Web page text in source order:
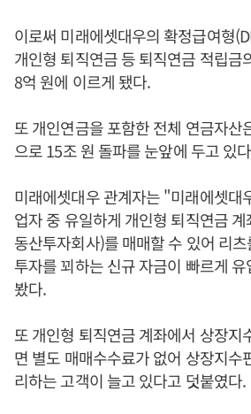
이로써 미래에셋대우의 확정급여형
개인형 퇴직연금 등 퇴직연금 적립금
8억 원에 이르게 됐다.
또 개인연금을 포함한 전체 연금자산
으로 15조 원 돌파를 눈앞에 두고 있
미래에셋대우 관계자는 "미래에셋대
업자 중 유일하게 개인형 퇴직연금
동산투자회사)를 매매할 수 있어 리
투자를 꾀하는 신규 자금이 빠르게
봤다.
또 개인형 퇴직연금 계좌에서 상장지
면 별도 매매수수료가 없어 상장지수
리하는 고객이 늘고 있다고 덧붙였다.